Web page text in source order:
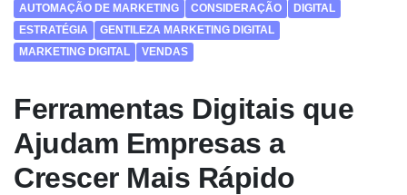
AUTOMAÇÃO DE MARKETING
CONSIDERAÇÃO
DIGITAL
ESTRATÉGIA
GENTILEZA MARKETING DIGITAL
MARKETING DIGITAL
VENDAS
Ferramentas Digitais que
Ajudam Empresas a
Crescer Mais Rápido